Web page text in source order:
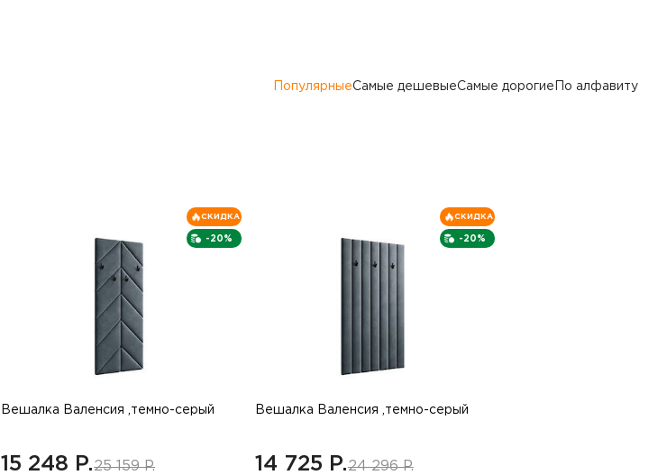
ПопулярныеСамые дешевыеСамые дорогие По алфавиту
-20%
СКИДКА
Вешалка Валенсия ,темно-серый
15 248 P.25 159 P.
-20%
СКИДКА
Вешалка Валенсия ,темно-серый
14 725 P.24 296 P.